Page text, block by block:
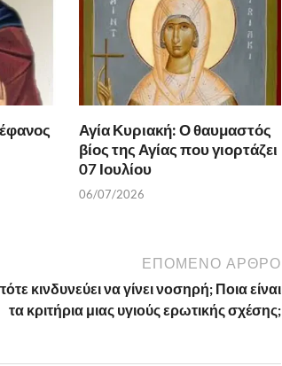
Αγία Κυριακή: Ο θαυμαστός
βίος της Αγίας που γιορτάζει
07 Ιουλίου
06/07/2026
ΕΠΌΜΕΝΟ ΆΡΘΡΟ
κινδυνεύει να γίνει νοσηρή; Ποια είναι
τα κριτήρια μιας υγιούς ερωτικής σχέσης;